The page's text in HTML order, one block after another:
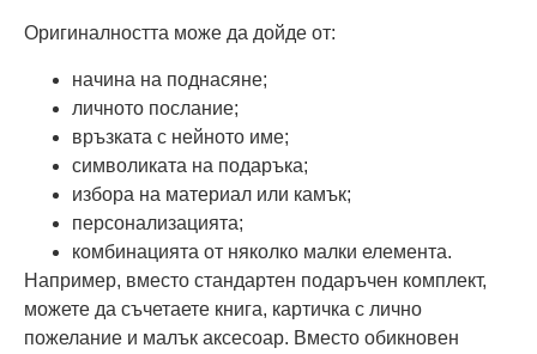
Оригиналността може да дойде от:
начина на поднасяне;
личното послание;
връзката с нейното име;
символиката на подаръка;
избора на материал или камък;
персонализацията;
комбинацията от няколко малки елемента.
Например, вместо стандартен подаръчен комплект,
можете да съчетаете книга, картичка с лично
пожелание и малък аксесоар. Вместо обикновен